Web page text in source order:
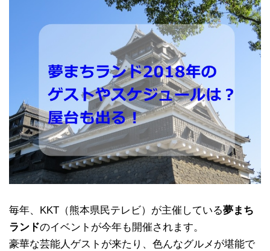
毎年、KKT（熊本県民テレビ）が主催している夢まち
ランドのイベントが今年も開催されます。
豪華な芸能人ゲストが来たり、色んなグルメが堪能で